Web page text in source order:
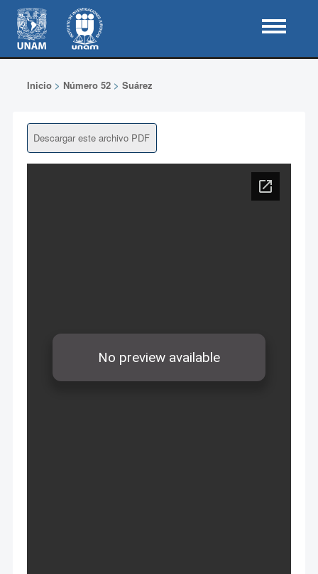
Inicio> Número 52> Suárez
Descargar este archivo PDF